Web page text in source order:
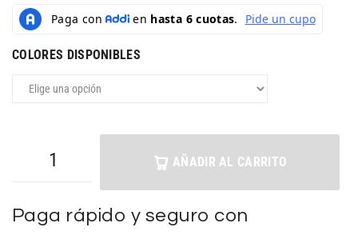
COLORES DISPONIBLES
AÑADIR AL CARRITO
Paga rápido y seguro con